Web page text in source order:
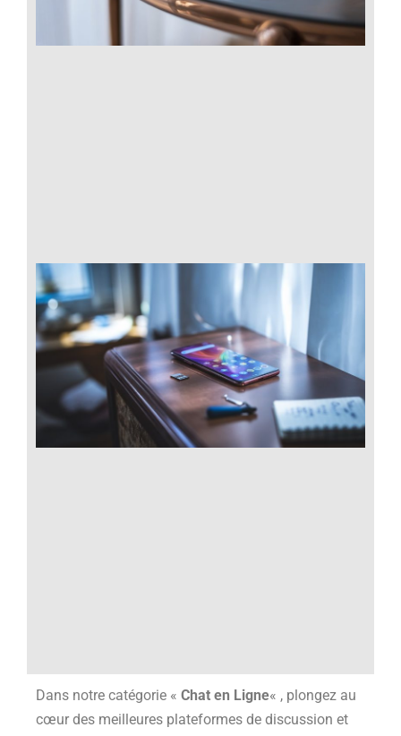
Dans notre catégorie « Chat en Ligne« , plongez au
cœur des meilleures plateformes de discussion et